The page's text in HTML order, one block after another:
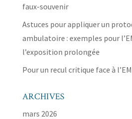
faux-souvenir
Astuces pour appliquer un
ambulatoire : exemples pour
l’exposition prolongée
Pour un recul critique face à
ARCHIVES
mars 2026